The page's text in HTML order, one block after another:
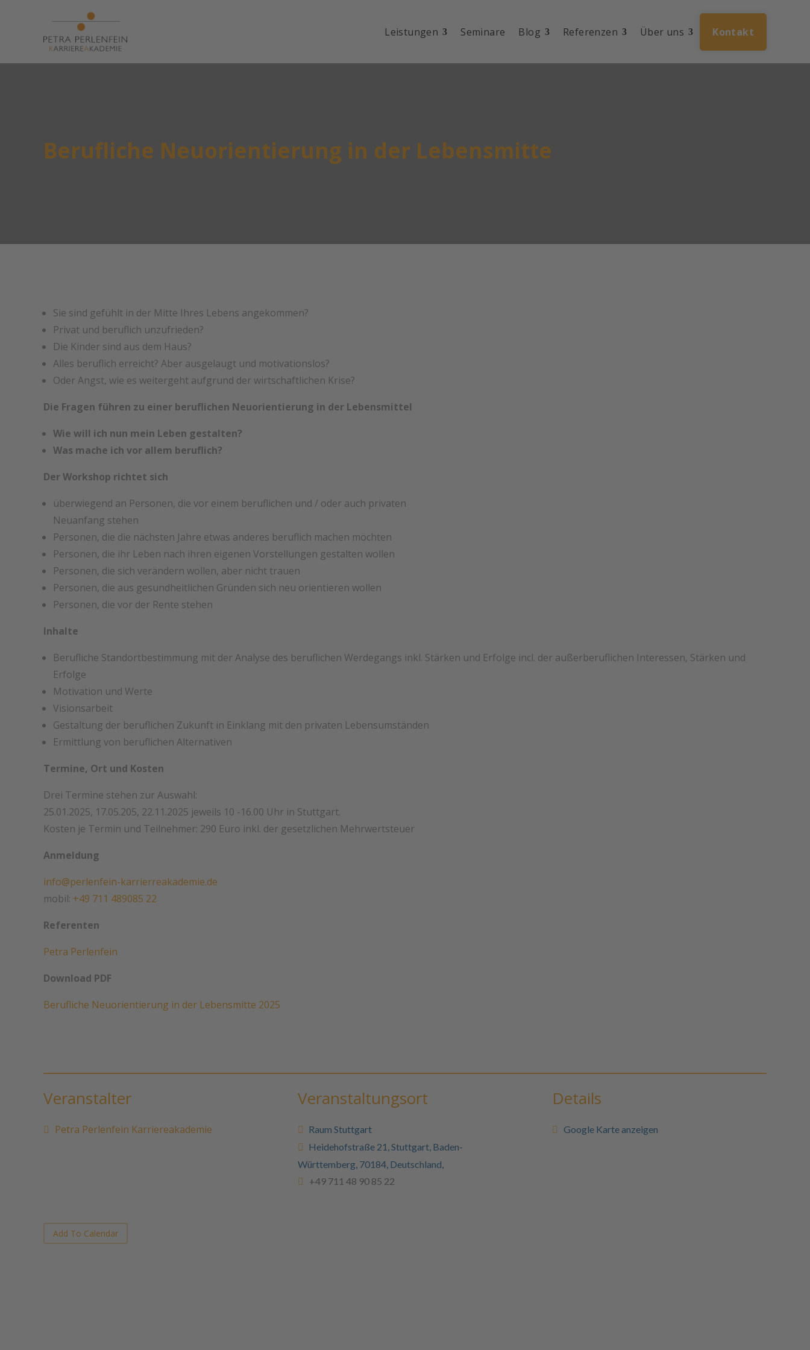
Leistungen Seminare Blog Referenzen Über uns Kontakt
Berufliche Neuorientierung in der Lebensmitte
Sie sind gefühlt in der Mitte Ihres Lebens angekommen?
Privat und beruflich unzufrieden?
Die Kinder sind aus dem Haus?
Alles beruflich erreicht? Aber ausgelaugt und motivationslos?
Oder Angst, wie es weitergeht aufgrund der wirtschaftlichen Krise?
Die Fragen führen zu einer beruflichen Neuorientierung in der Lebensmittel
Wie will ich nun mein Leben gestalten?
Was mache ich vor allem beruflich?
Der Workshop richtet sich
überwiegend an Personen, die vor einem beruflichen und / oder auch privaten
Neuanfang stehen
Personen, die die nächsten Jahre etwas anderes beruflich machen möchten
Personen, die ihr Leben nach ihren eigenen Vorstellungen gestalten wollen
Personen, die sich verändern wollen, aber nicht trauen
Personen, die aus gesundheitlichen Gründen sich neu orientieren wollen
Personen, die vor der Rente stehen
Inhalte
Berufliche Standortbestimmung mit der Analyse des beruflichen Werdegangs inkl. Stärken und Erfolge incl. der außerberuflichen Interessen, Stärken und
Erfolge
Motivation und Werte
Visionsarbeit
Gestaltung der beruflichen Zukunft in Einklang mit den privaten Lebensumständen
Ermittlung von beruflichen Alternativen
Termine, Ort und Kosten
Drei Termine stehen zur Auswahl:
25.01.2025, 17.05.205, 22.11.2025 jeweils 10 -16.00 Uhr in Stuttgart.
Kosten je Termin und Teilnehmer: 290 Euro inkl. der gesetzlichen Mehrwertsteuer
Anmeldung
info@perlenfein-karrierreakademie.de
mobil: +49 711 489085 22
Referenten
Petra Perlenfein
Download PDF
Berufliche Neuorientierung in der Lebensmitte 2025
Veranstalter
Petra Perlenfein Karriereakademie
Veranstaltungsort
Raum Stuttgart
Heidehofstraße 21, Stuttgart, Baden-
Württemberg, 70184, Deutschland,
+49 711 48 90 85 22
Details
Google Karte anzeigen
Add To Calendar